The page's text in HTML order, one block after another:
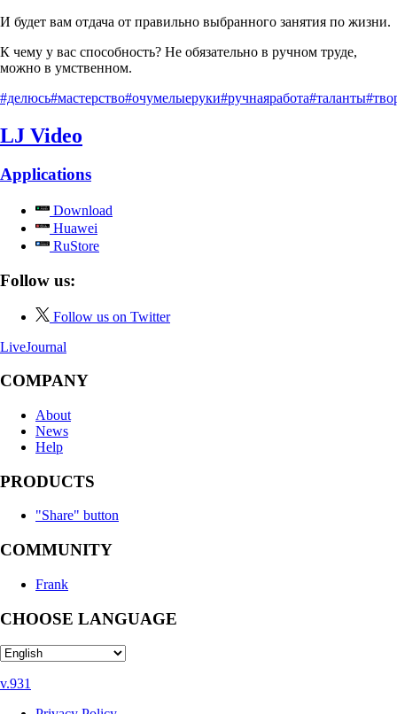
И будет вам отдача от правильно выбранного занятия по жизни.
К чему у вас способность? Не обязательно в ручном труде,
можно в умственном.
#делюсь#мастерство#очумелыеруки#ручнаяработа#таланты
LJ Video
Applications
Download
Huawei
RuStore
Follow us:
Follow us on Twitter
LiveJournal
COMPANY
About
News
Help
PRODUCTS
"Share" button
COMMUNITY
Frank
CHOOSE LANGUAGE
v.931